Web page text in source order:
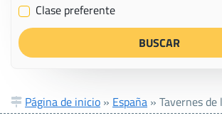
✔ Clase preferente
Página de inicio » España » Tavernes